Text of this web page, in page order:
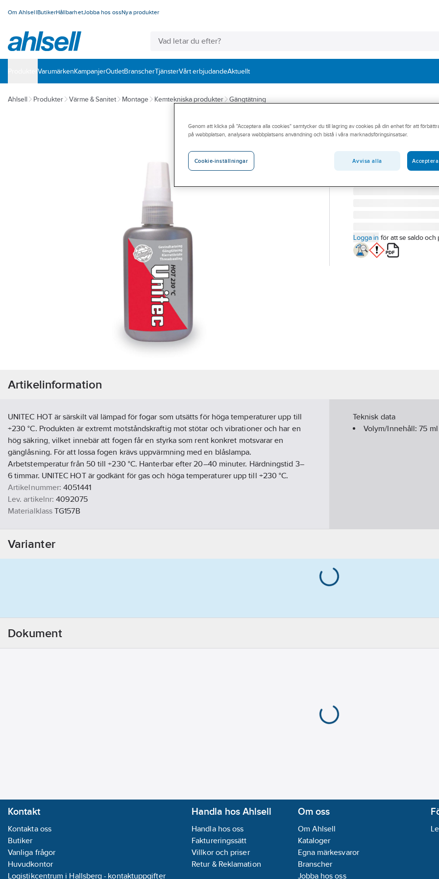
Om AhlsellButikerHållbarhetJobba hos ossNya produkter
VarumärkenKampanjerOutletBranscherTjänsterVårt erbjudandeAktuellt
Ahlsell Produkter Värme & Sanitet Montage Kemtekniska produkter Gängtätning
UNIPAK
Gängtätning
UNITEC HOT
Artikelnummer:
4051441
4092075
Logga in för att se saldo och
Artikelinformation
UNITEC HOT är särskilt väl lämpad för fogar som utsätts för höga temperaturer upp till
+230 °C. Produkten är extremt motståndskraftig mot stötar och vibrationer och har en
hög säkring, vilket innebär att fogen får en styrka som rent konkret motsvarar en
gänglåsning. För att lossa fogen krävs uppvärmning med en blåslampa.
Arbetstemperatur från 50 till +230 °C. Hanterbar efter 20–40 minuter. Härdningstid 3–
6 timmar. UNITEC HOT är godkänt för gas och höga temperaturer upp till +230 °C.
Artikelnummer: 4051441
Lev. artikelnr: 4092075
Materialklass TG157B
Teknisk data
Volym/Innehåll:75 ml
Varianter
Dokument
Kontakt
Kontakta oss
Butiker
Vanliga frågor
Huvudkontor
Logistikcentrum i Hallsberg - kontaktuppgifter
Handla hos Ahlsell
Handla hos oss
Faktureringssätt
Villkor och priser
Retur & Reklamation
Om oss
Om Ahlsell
Kataloger
Egna märkesvaror
Branscher
Jobba hos oss
Genom att klicka på "Acceptera alla cookies" samtycker du till lagring av cookies på din enhet för att
på webbplatsen, analysera webbplatsens användning och bistå i våra marknadsföringsinsatser.
Cookie-inställningar Avvisa alla